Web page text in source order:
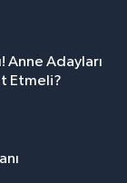
Anne Adayları
Etmeli?